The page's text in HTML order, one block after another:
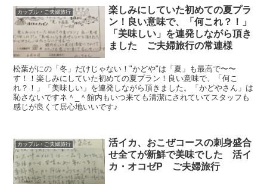
カップル・ご夫婦旅行
楽しみにしていた初めての夏プラ
ン！良い意味で、「何これ？！」
「美味しい」を連発しながら頂き
ました ご夫婦旅行の常連様
松葉がにの「冬」だけじゃない！"かどや"は「夏」も最高で〜〜
す！！楽しみにしていた初めての夏プラン！良い意味で、「何こ
れ？！」「美味しい」を連発しながら頂きました。「かどやさん」は
恥さないですネ＾_＾館内もいつ来ても清潔にされていてスタッフも
感じが良くて居心地いいです♪
カップル・ご夫婦旅行
活イカ、おこぜコースの刺身盛合
せ全てが新鮮で美味でした 活イ
カ・オコゼP ご夫婦旅行